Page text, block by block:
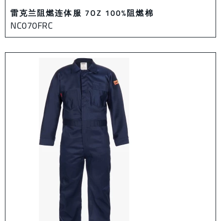
雷克兰阻燃连体服 7OZ 100%阻燃棉
NC070FRC